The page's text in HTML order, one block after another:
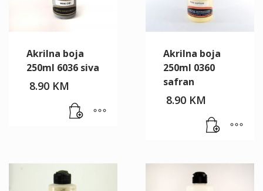
Akrilna boja
250ml 6036 siva
8.90 KM
Akrilna boja
250ml 0360
safran
8.90 KM